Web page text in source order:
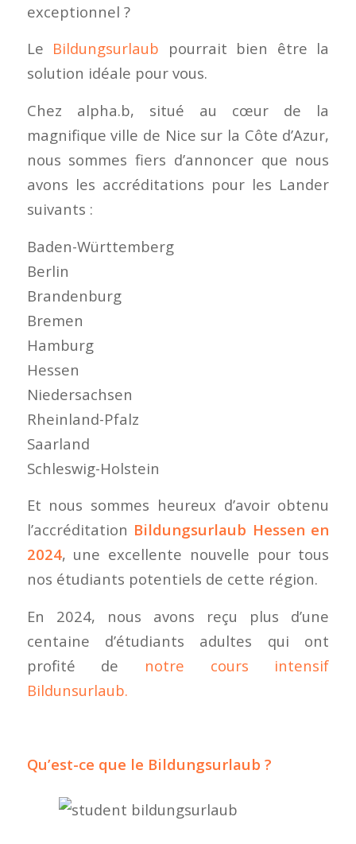
exceptionnel ?
Le Bildungsurlaub pourrait bien être la
solution idéale pour vous.
Chez alpha.b, situé au cœur de la
magnifique ville de Nice sur la Côte d’Azur,
nous sommes fiers d’annoncer que nous
avons les accréditations pour les Lander
suivants :
Baden-Württemberg
Berlin
Brandenburg
Bremen
Hamburg
Hessen
Niedersachsen
Rheinland-Pfalz
Saarland
Schleswig-Holstein
Et nous sommes heureux d’avoir obtenu
l’accréditation Bildungsurlaub Hessen en
2024, une excellente nouvelle pour tous
nos étudiants potentiels de cette région.
En 2024, nous avons reçu plus d’une
centaine d’étudiants adultes qui ont
profité de notre cours intensif
Bildunsurlaub.
Qu’est-ce que le Bildungsurlaub ?